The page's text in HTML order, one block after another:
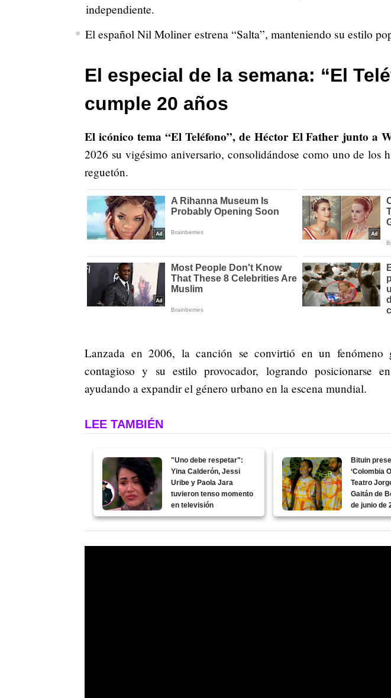
independiente.
El español Nil Moliner estrena “Salta”, manteniendo su estilo
El especial de la semana: “El
cumple 20 años
El icónico tema “El Teléfono”, de Héctor El Father junto a
2026 su vigésimo aniversario, consolidándose como uno de los
reguetón.
Lanzada en 2006, la canción se convirtió en un fenómeno
contagioso y su estilo provocador, logrando posicionarse
ayudando a expandir el género urbano en la escena mundial.
LEE TAMBIÉN
"Uno debe respetar":
Yina Calderón, Jessi
Uribe y Paola Jara
tuvieron tenso momento
en televisión
Bituin
‘Colombia
Teatro
Gaitán de
de junio de